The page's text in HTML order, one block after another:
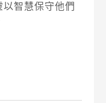
智慧保守他們